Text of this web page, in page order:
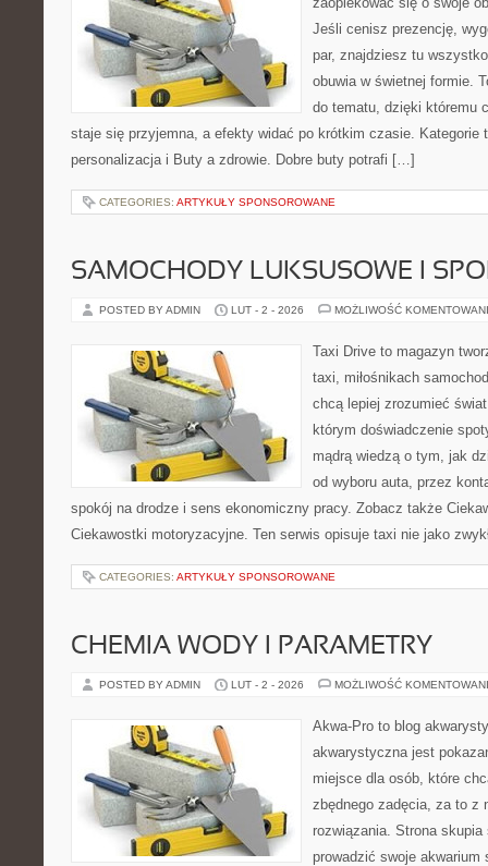
Jeśli cenisz prezencję,
par, znajdziesz tu
obuwia w świetnej formie.
do tematu, dzięki któremu
staje się przyjemna, a efekty widać po krótkim czasie. Kategorie
personalizacja i Buty a zdrowie. Dobre buty potrafi […]
CATEGORIES: ARTYKUŁY SPONSOROWANE
SAMOCHODY LUKSUSOWE I
POSTED BY ADMIN LUT - 2 - 2026 MOŻLIWOŚĆ
Taxi Drive to magazyn
taxi, miłośnikach
chcą lepiej zrozumieć
którym doświadczenie
mądrą wiedzą o tym, jak
od wyboru auta, przez
spokój na drodze i sens ekonomiczny pracy. Zobacz także
Ciekawostki motoryzacyjne. Ten serwis opisuje taxi nie jako
CATEGORIES: ARTYKUŁY SPONSOROWANE
CHEMIA WODY I PARAMETRY
POSTED BY ADMIN LUT - 2 - 2026 MOŻLIWOŚĆ
Akwa-Pro to blog
akwarystyczna jest
miejsce dla osób, które
zbędnego zadęcia, za to z
rozwiązania. Strona
prowadzić swoje akwarium